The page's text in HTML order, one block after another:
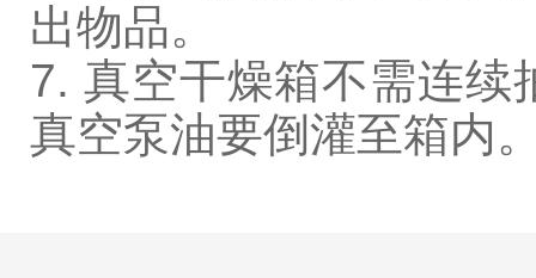
出物品。
7. 真空干燥箱不需连续
真空泵油要倒灌至箱内